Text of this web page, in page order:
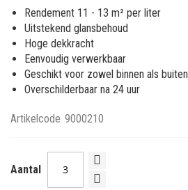
afbeeldingen-
gallerij
Rendement 11 - 13 m² per liter
Uitstekend glansbehoud
Hoge dekkracht
Eenvoudig verwerkbaar
Geschikt voor zowel binnen als buiten
Overschilderbaar na 24 uur
Artikelcode 9000210
Aantal